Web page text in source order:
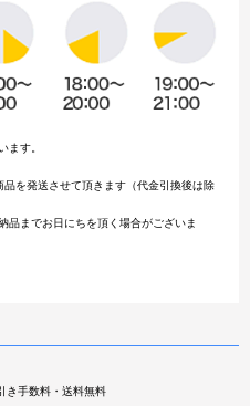
ます。
を発送させて頂きます（代金引換後は除
品までお日にちを頂く場合がございま
き手数料・送料無料